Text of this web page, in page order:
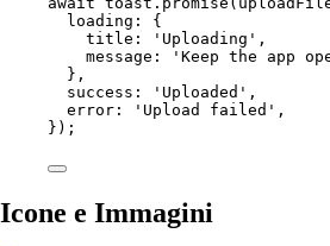
loading: {
title:
'Uploading' ,
message:
'Keep the app
},
success:
'Uploaded' ,
error:
'Upload failed' ,
});
Icone e Immagini